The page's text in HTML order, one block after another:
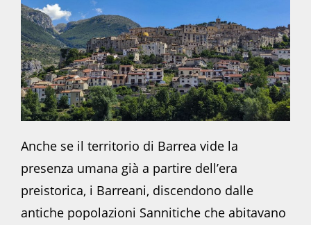
Anche se il territorio di Barrea vide la
presenza umana già a partire dell’era
preistorica, i Barreani, discendono dalle
antiche popolazioni Sannitiche che abitavano